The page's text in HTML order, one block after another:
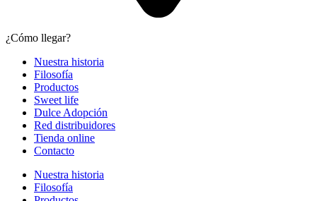
¿Cómo llegar?
Nuestra historia
Filosofía
Productos
Sweet life
Dulce Adopción
Red distribuidores
Tienda online
Contacto
Nuestra historia
Filosofía